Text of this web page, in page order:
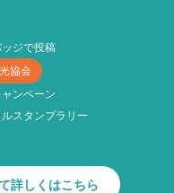
ジで投稿
協会
ンペーン
スタンプラリー
詳しくはこちら